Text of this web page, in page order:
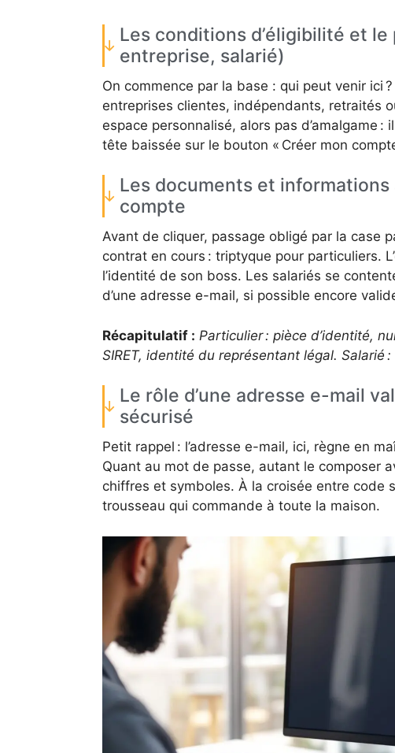
Les conditions d’éligibilité et
entreprise, salarié)
On commence par la base : qui peut venir ici
entreprises clientes, indépendants, retraités
espace personnalisé, alors pas d’amalgame
tête baissée sur le bouton « Créer mon
Les documents et
compte
Avant de cliquer, passage obligé par la case
contrat en cours : triptyque pour particuliers.
l’identité de son boss. Les salariés se
d’une adresse e-mail, si possible encore
Récapitulatif : Particulier : pièce d’identité,
SIRET, identité du représentant légal. Salarié
Le rôle d’une adresse e-mail
sécurisé
Petit rappel : l’adresse e-mail, ici, règne en
Quant au mot de passe, autant le composer
chiffres et symboles. À la croisée entre code
trousseau qui commande à toute la maison.